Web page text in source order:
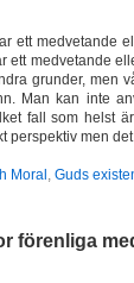
ett medvetande
ett medvetande
grunder, men
Man kan inte
fall som helst
perspektiv men
Moral , Guds
förenliga